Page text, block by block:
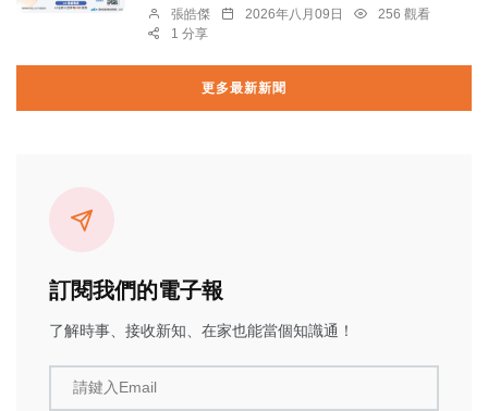
張皓傑 2026年八月09日
256 觀看
1 分享
更多最新新聞
訂閱我們的電子報
了解時事、接收新知、在家也能當個知識通！
請鍵入Email